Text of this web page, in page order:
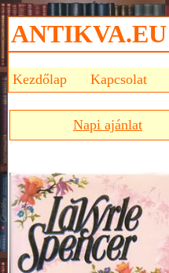
ANTIKVA.EU
Kezdőlap Kapcsolat
Napi ajánlat